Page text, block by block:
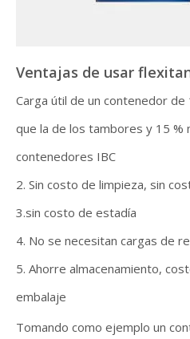
Ventajas de usar
Carga útil de un contenedor
que la de los tambores y 15 %
contenedores IBC
2. Sin costo de limpieza, sin
3.sin costo de estadía
4. No se necesitan cargas de
5. Ahorre almacenamiento,
embalaje
Tomando como ejemplo un